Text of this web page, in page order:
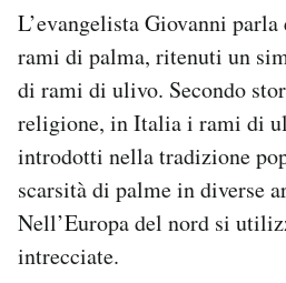
L’evangelista Giovanni parla
rami di palma, ritenuti un
di rami di ulivo. Secondo
religione, in Italia i rami di
introdotti nella tradizione
scarsità di palme in diverse
Nell’Europa del nord si
intrecciate.